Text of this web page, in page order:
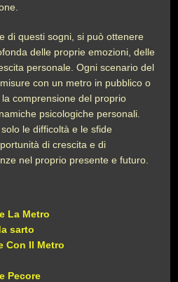
di questi sogni, si può ottenere
delle proprie emozioni, delle
personale. Ogni scenario del
con un metro in pubblico o
comprensione del proprio
psicologiche personali.
le difficoltà e le sfide
di crescita e di
nel proprio presente e futuro.
La Metro
sarto
Con Il Metro
Pecore